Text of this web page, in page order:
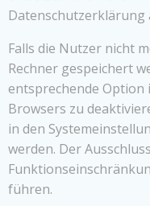
Datenschutzerklärung
Falls die Nutzer nicht
Rechner gespeichert
entsprechende Option
Browsers zu
in den
werden. Der
führen.